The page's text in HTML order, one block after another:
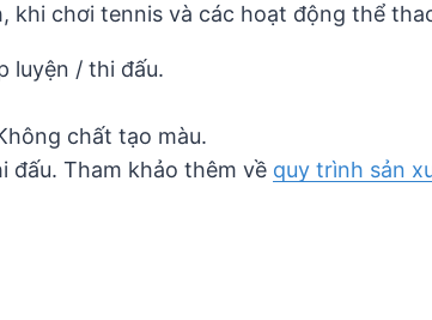
chơi tennis và các hoạt động thể
luyện / thi đấu.
chất tạo màu.
đấu. Tham khảo thêm về quy trình sản